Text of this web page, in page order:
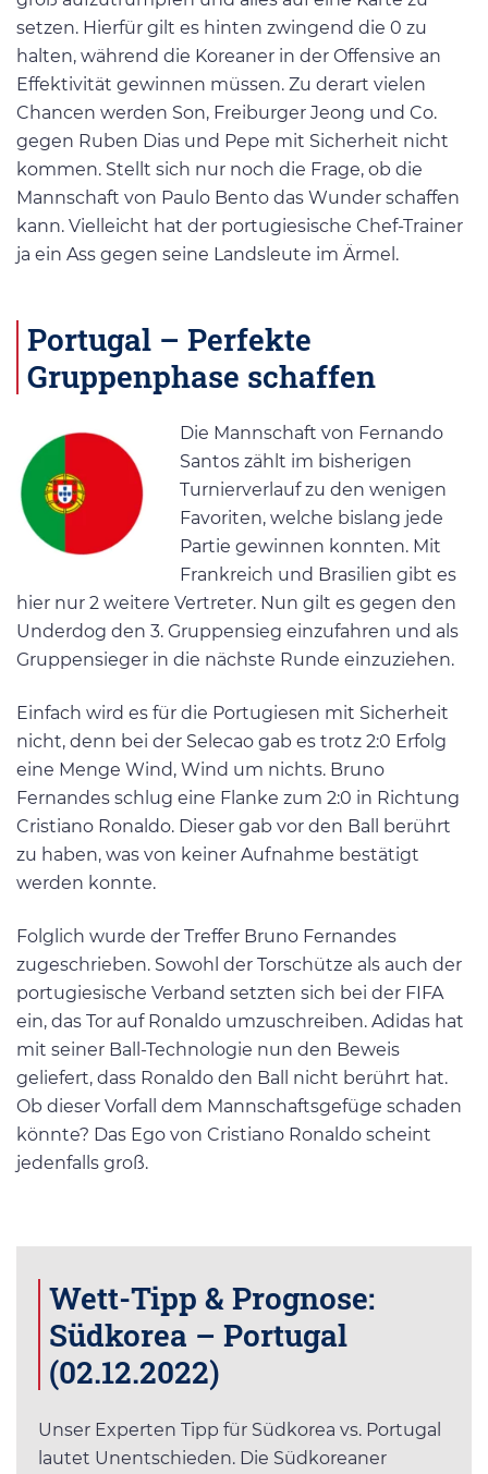
setzen. Hierfür gilt es hinten zwingend die 0 zu
halten, während die Koreaner in der Offensive an
Effektivität gewinnen müssen. Zu derart vielen
Chancen werden Son, Freiburger Jeong und Co.
gegen Ruben Dias und Pepe mit Sicherheit nicht
kommen. Stellt sich nur noch die Frage, ob die
Mannschaft von Paulo Bento das Wunder schaffen
kann. Vielleicht hat der portugiesische Chef-Trainer
ja ein Ass gegen seine Landsleute im Ärmel.
Portugal – Perfekte
Gruppenphase schaffen
Die Mannschaft von Fernando
Santos zählt im bisherigen
Turnierverlauf zu den wenigen
Favoriten, welche bislang jede
Partie gewinnen konnten. Mit
Frankreich und Brasilien gibt es
hier nur 2 weitere Vertreter. Nun gilt es gegen den
Underdog den 3. Gruppensieg einzufahren und als
Gruppensieger in die nächste Runde einzuziehen.
Einfach wird es für die Portugiesen mit Sicherheit
nicht, denn bei der Selecao gab es trotz 2:0 Erfolg
eine Menge Wind, Wind um nichts. Bruno
Fernandes schlug eine Flanke zum 2:0 in Richtung
Cristiano Ronaldo. Dieser gab vor den Ball berührt
zu haben, was von keiner Aufnahme bestätigt
werden konnte.
Folglich wurde der Treffer Bruno Fernandes
zugeschrieben. Sowohl der Torschütze als auch der
portugiesische Verband setzten sich bei der FIFA
ein, das Tor auf Ronaldo umzuschreiben. Adidas hat
mit seiner Ball-Technologie nun den Beweis
geliefert, dass Ronaldo den Ball nicht berührt hat.
Ob dieser Vorfall dem Mannschaftsgefüge schaden
könnte? Das Ego von Cristiano Ronaldo scheint
jedenfalls groß.
Wett-Tipp & Prognose:
Südkorea – Portugal
(02.12.2022)
Unser Experten Tipp für Südkorea vs. Portugal
lautet Unentschieden. Die Südkoreaner